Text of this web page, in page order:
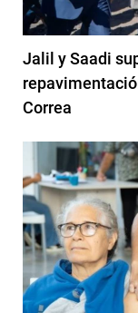
Jalil y Saadi
Correa